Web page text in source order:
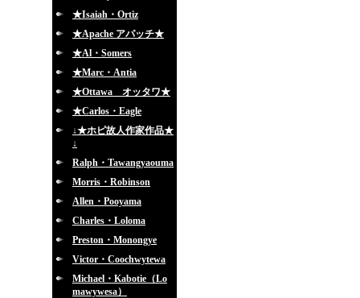
★Isaiah・Ortiz
★Apache アパッチ★
★Al・Somers
★Marc・Antia
★Ottawa オッタワ★
★Carlos・Eagle
↓★ホピ故人作家作品★
↓
Ralph・Tawangyaouma
Morris・Robinson
Allen・Pooyama
Charles・Loloma
Preston・Monongye
Victor・Coochwytewa
Michael・Kabotie（Lo
mawywesa）